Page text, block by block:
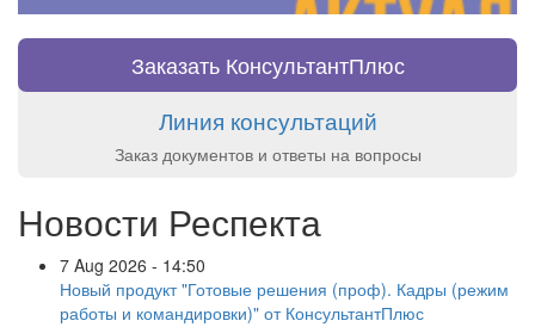
Заказать КонсультантПлюс
Линия консультаций
Заказ документов и ответы на вопросы
Новости Респекта
7 Aug 2026 - 14:50
Новый продукт "Готовые решения (проф). Кадры (режим
работы и командировки)" от КонсультантПлюс